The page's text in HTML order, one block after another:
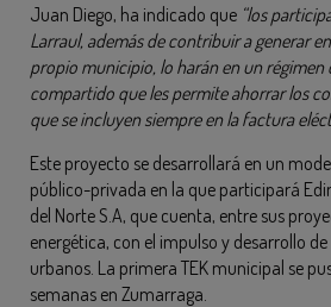
Juan Diego, ha indicado que “los
Larraul, además de contribuir a generar
propio municipio, lo harán en un
compartido que les permite ahorrar los
que se incluyen siempre en la factura
Este proyecto se desarrollará en un
público-privada en la que participará
del Norte S.A, que cuenta, entre sus
energética, con el impulso y desarrollo
urbanos. La primera TEK municipal se
semanas en Zumarraga.